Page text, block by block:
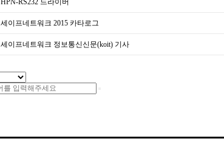
HPN-RS232 드라이버
세이프네트워크 2015 카타로그
세이프네트워크 정보통신신문(koit) 기사